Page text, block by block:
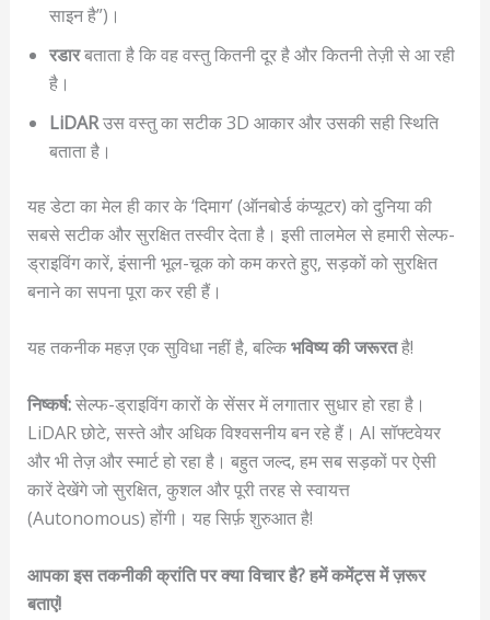
साइन है”)।
रडारबताता है कि वह वस्तु कितनी दूर है और कितनी तेज़ी से आ रही
है।
LiDARउस वस्तु का सटीक 3D आकार और उसकी सही स्थिति
बताता है।
यह डेटा का मेल ही कार के ‘दिमाग’ (ऑनबोर्ड कंप्यूटर) को दुनिया की
सबसे सटीक और सुरक्षित तस्वीर देता है। इसी तालमेल से हमारी सेल्फ-
ड्राइविंग कारें, इंसानी भूल-चूक को कम करते हुए, सड़कों को सुरक्षित
बनाने का सपना पूरा कर रही हैं।
यह तकनीक महज़ एक सुविधा नहीं है, बल्किभविष्य की जरूरतहै!
निष्कर्ष:सेल्फ-ड्राइविंग कारों के सेंसर में लगातार सुधार हो रहा है।
LiDAR छोटे, सस्ते और अधिक विश्वसनीय बन रहे हैं। AI सॉफ्टवेयर
और भी तेज़ और स्मार्ट हो रहा है। बहुत जल्द, हम सब सड़कों पर ऐसी
कारें देखेंगे जो सुरक्षित, कुशल और पूरी तरह से स्वायत्त
(Autonomous) होंगी। यह सिर्फ़ शुरुआत है!
आपका इस तकनीकी क्रांति पर क्या विचार है? हमें कमेंट्स में ज़रूर
बताएं!